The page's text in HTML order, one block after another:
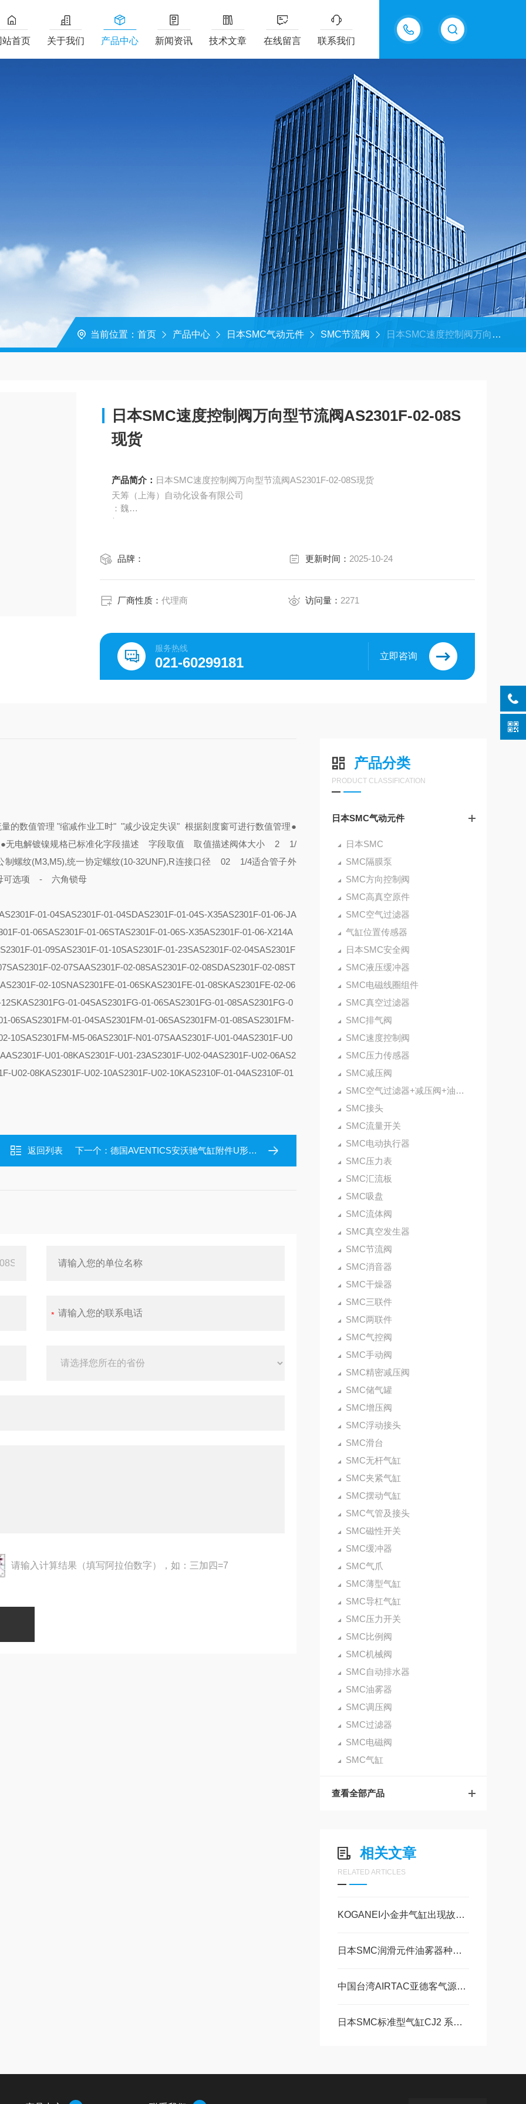
18217294416
站首页 关于我们 产品中心 新闻资讯 技术文章 在线留言 联系我们
当前位置： 首页 产品中心 日本SMC气动元件 SMC节流阀 日本SMC速度控制阀万向型节流阀AS2301F-02-08S现货
日本SMC速度控制阀万向型节流阀AS2301F-02-08S
现货
产品简介： 日本SMC速度控制阀万向型节流阀AS2301F-02-08S现货
天筹（上海）自动化设备有限公司
：魏
/
品牌： 更新时间： 2025-10-24
厂商性质：代理商 访问量： 2271
服务热线
021-60299181 立即咨询
产品分类
PRODUCT CLASSIFICATION
日本SMC气动元件
日本SMC
SMC隔膜泵
SMC方向控制阀
SMC高真空原件
SMC空气过滤器
气缸位置传感器
日本SMC安全阀
SMC液压缓冲器
SMC电磁线圈组件
SMC真空过滤器
SMC排气阀
SMC速度控制阀
SMC压力传感器
SMC减压阀
SMC空气过滤器+减压阀+油雾器
SMC接头
SMC流量开关
SMC电动执行器
SMC压力表
SMC汇流板
SMC吸盘
SMC流体阀
SMC真空发生器
SMC节流阀
SMC消音器
SMC干燥器
SMC三联件
SMC两联件
SMC气控阀
SMC手动阀
SMC精密减压阀
SMC储气罐
SMC增压阀
SMC浮动接头
SMC滑台
SMC无杆气缸
SMC夹紧气缸
SMC摆动气缸
SMC气管及接头
SMC磁性开关
SMC缓冲器
SMC气爪
SMC薄型气缸
SMC导杠气缸
SMC压力开关
SMC比例阀
SMC机械阀
SMC自动排水器
SMC油雾器
SMC调压阀
SMC过滤器
SMC电磁阀
SMC气缸
查看全部产品
相关文章
RELATED ARTICLES
KOGANEI小金井气缸出现故障的危害和保养方法
日本SMC润滑元件油雾器种类和介绍
中国台湾AIRTAC亚德客气源处理原件SDR调压阀
日本SMC标准型气缸CJ2 系列 单杆双作用
的数值管理 "缩减作业工时" "减少设定失误" 根据刻度窗可进行数值管理●
●无电解镀镍规格已标准化字段描述 字段取值 取值描述阀体大小 2 1/
纹(M3,M5),统一协定螺纹(10-32UNF),R连接口径 02 1/4适合管子外
可选项 - 六角锁母
01-04SAS2301F-01-04SDAS2301F-01-04S-X35AS2301F-01-06-JA
01-06SAS2301F-01-06STAS2301F-01-06S-X35AS2301F-01-06-X214A
01-09SAS2301F-01-10SAS2301F-01-23SAS2301F-02-04SAS2301F
AS2301F-02-07SAAS2301F-02-08SAS2301F-02-08SDAS2301F-02-08ST
AS2301F-02-10SNAS2301FE-01-06SKAS2301FE-01-08SKAS2301FE-02-06
AS2301FG-01-04SAS2301FG-01-06SAS2301FG-01-08SAS2301FG-0
06SAS2301FM-01-04SAS2301FM-01-06SAS2301FM-01-08SAS2301FM-
10SAS2301FM-M5-06AS2301F-N01-07SAAS2301F-U01-04AS2301F-U0
AS2301F-U01-08KAS2301F-U01-23AS2301F-U02-04AS2301F-U02-06AS2
U02-08KAS2301F-U02-10AS2301F-U02-10KAS2310F-01-04AS2310F-01
返回列表 下一个： 德国AVENTICS安沃驰气缸附件U形安装件1827001445
请输入计算结果（填写阿拉伯数字），如：三加四=7